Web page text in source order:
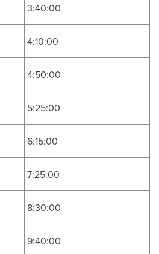
3:40:00
4:10:00
4:50:00
5:25:00
6:15:00
7:25:00
8:30:00
9:40:00